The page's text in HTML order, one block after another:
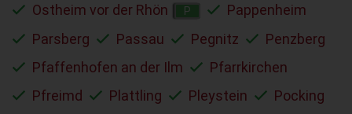
Ostheim vor der Rhön
P
Pappenheim
Parsberg
Passau Pegnitz
Penzberg
Pfaffenhofen an der Ilm
Pfarrkirchen
Pfreimd
Plattling Pleystein
Pocking